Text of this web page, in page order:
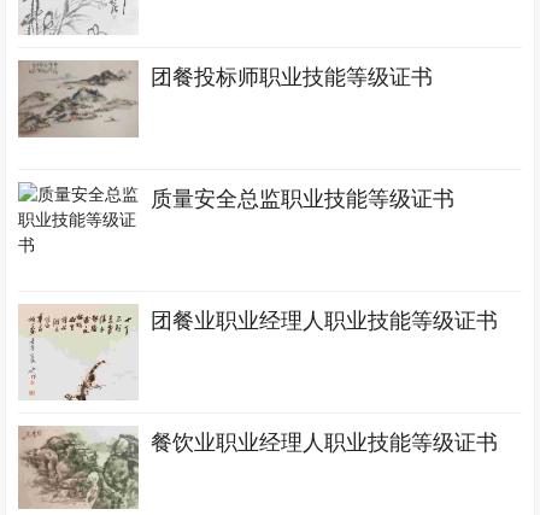
团餐投标师职业技能等级证书
质量安全总监职业技能等级证书
团餐业职业经理人职业技能等级证书
餐饮业职业经理人职业技能等级证书